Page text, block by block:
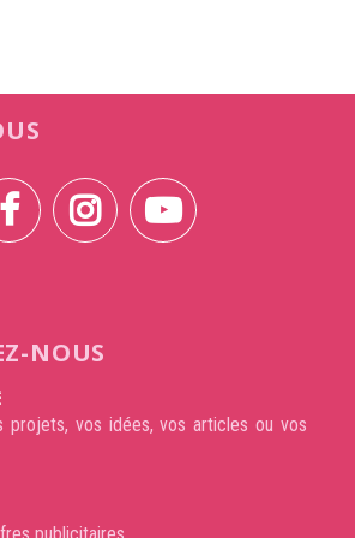
NOUS
projets, vos idées, vos articles ou vos